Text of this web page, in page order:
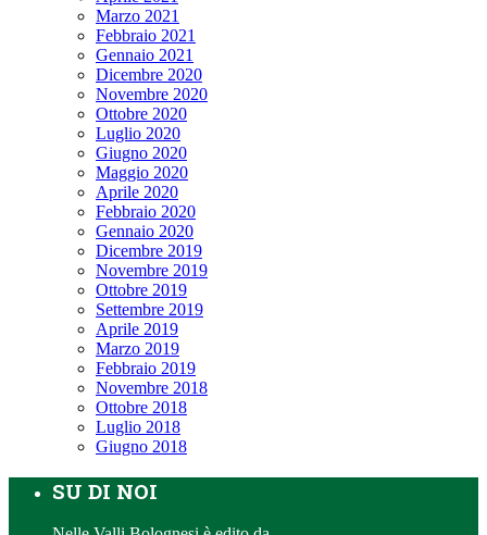
Marzo 2021
Febbraio 2021
Gennaio 2021
Dicembre 2020
Novembre 2020
Ottobre 2020
Luglio 2020
Giugno 2020
Maggio 2020
Aprile 2020
Febbraio 2020
Gennaio 2020
Dicembre 2019
Novembre 2019
Ottobre 2019
Settembre 2019
Aprile 2019
Marzo 2019
Febbraio 2019
Novembre 2018
Ottobre 2018
Luglio 2018
Giugno 2018
SU DI NOI